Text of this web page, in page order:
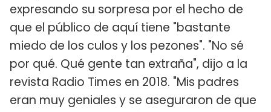
expresando su sorpresa por el hecho de
que el público de aquí tiene "bastante
miedo de los culos y los pezones". "No sé
por qué. Qué gente tan extraña", dijo a la
revista Radio Times en 2018. "Mis padres
eran muy geniales y se aseguraron de que